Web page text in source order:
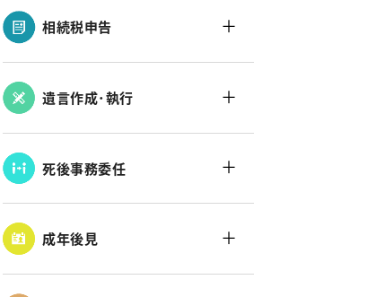
相続税申告 ＋
遺言作成･執行 ＋
死後事務委任 ＋
成年後見 ＋